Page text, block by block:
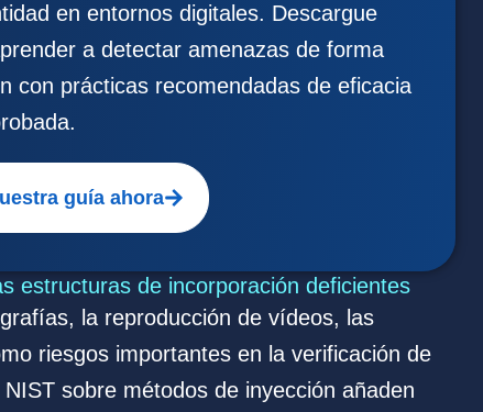
en entornos digitales. Descargue
a detectar amenazas de forma
con prácticas recomendadas de eficacia
guía ahora
estructuras de incorporación deficientes
la reproducción de vídeos, las
riesgos importantes en la verificación de
sobre métodos de inyección añaden